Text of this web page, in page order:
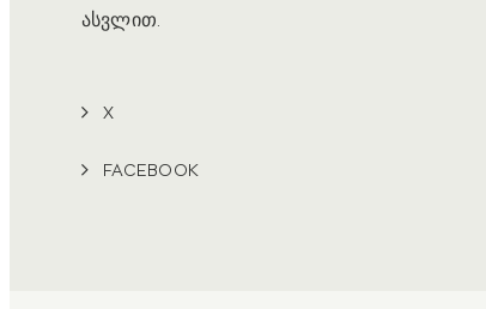
ასვლით.
X
FACEBOOK